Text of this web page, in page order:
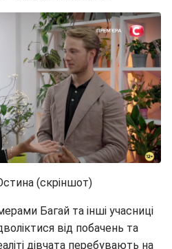
(скріншот)
Багай та інші учасниці
від побачень та
дівчата перебувають на